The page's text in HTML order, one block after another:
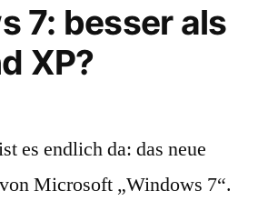
7: besser als
XP?
es endlich da: das neue
Microsoft „Windows 7“.